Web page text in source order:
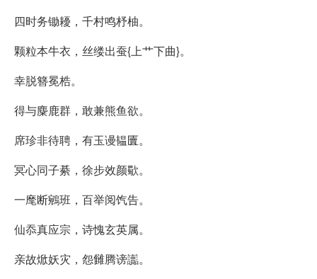
四时务锄耰，千村鸣杼柚。
颗粒本牛衣，丝缕出蚕{上艹下曲}。
幸脱簪冕梏。
得与麋鹿群，敢兼熊鱼欲。
席珍非待聘，有玉谩韫匵。
冥心同子綦，徐步效颜歜。
一麾断鵷班，百举阅饩告。
仙忝真应宗，诗愧玄英属。
亲故焮妖灾，怨雠腾谤讟。